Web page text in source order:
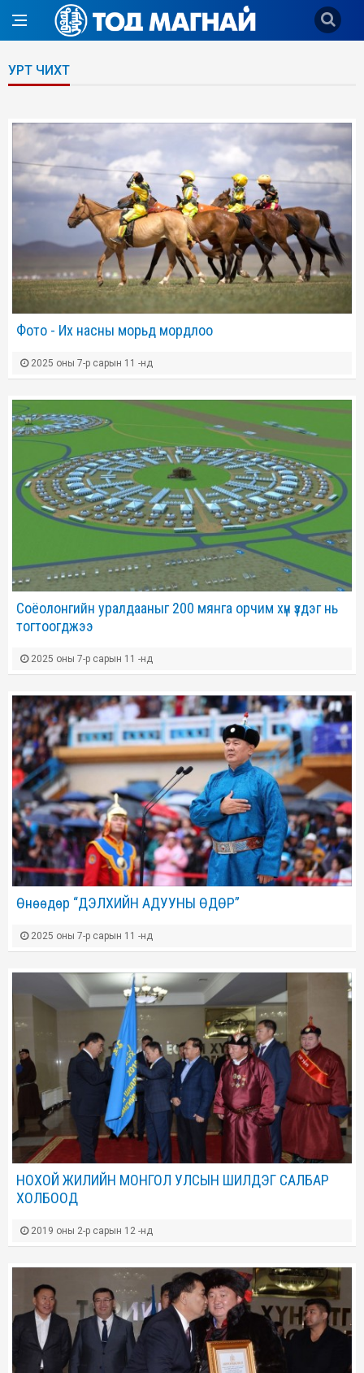
УРТ ЧИХТ
Фото - Их насны морьд мордлоо
2025 оны 7-р сарын 11 -нд
Соёолонгийн уралдааныг 200 мянга орчим хүн үздэг нь
тогтоогджээ
2025 оны 7-р сарын 11 -нд
Өнөөдөр “ДЭЛХИЙН АДУУНЫ ӨДӨР”
2025 оны 7-р сарын 11 -нд
НОХОЙ ЖИЛИЙН МОНГОЛ УЛСЫН ШИЛДЭГ САЛБАР
ХОЛБООД
2019 оны 2-р сарын 12 -нд